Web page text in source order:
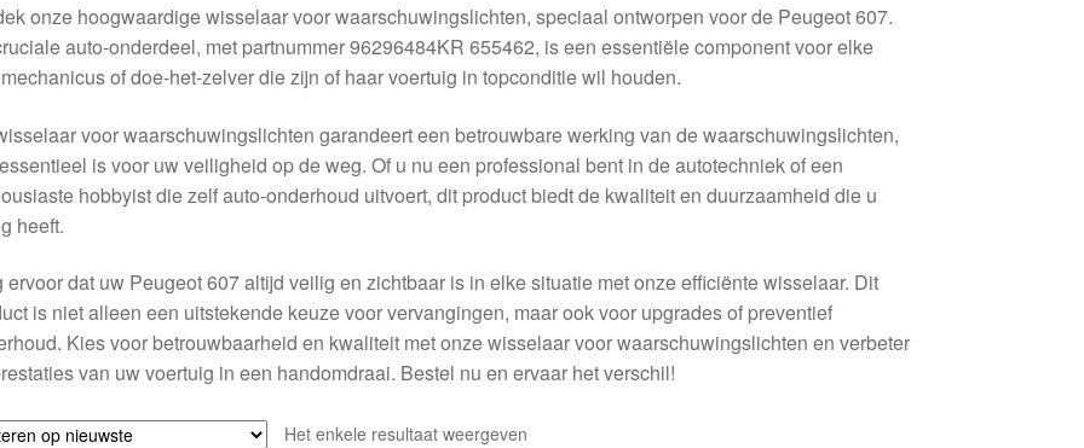
onze hoogwaardige wisselaar voor waarschuwingslichten, speciaal ontworpen voor de Peugeot 607.
auto-onderdeel, met partnummer 96296484KR 655462, is een essentiële component voor elke
of doe-het-zelver die zijn of haar voertuig in topconditie wil houden.
voor waarschuwingslichten garandeert een betrouwbare werking van de waarschuwingslichten,
is voor uw veiligheid op de weg. Of u nu een professional bent in de autotechniek of een
hobbyist die zelf auto-onderhoud uitvoert, dit product biedt de kwaliteit en duurzaamheid die u
heeft.
ervoor dat uw Peugeot 607 altijd veilig en zichtbaar is in elke situatie met onze efficiënte wisselaar. Dit
is niet alleen een uitstekende keuze voor vervangingen, maar ook voor upgrades of preventief
Kies voor betrouwbaarheid en kwaliteit met onze wisselaar voor waarschuwingslichten en verbeter
van uw voertuig in een handomdraai. Bestel nu en ervaar het verschil!
Het enkele resultaat weergeven